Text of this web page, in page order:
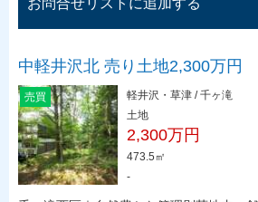
お問合せリストに追加する
中軽井沢北 売り土地2,300万円
売買
軽井沢・草津 / 千ヶ滝
土地
2,300万円
473.5㎡
-